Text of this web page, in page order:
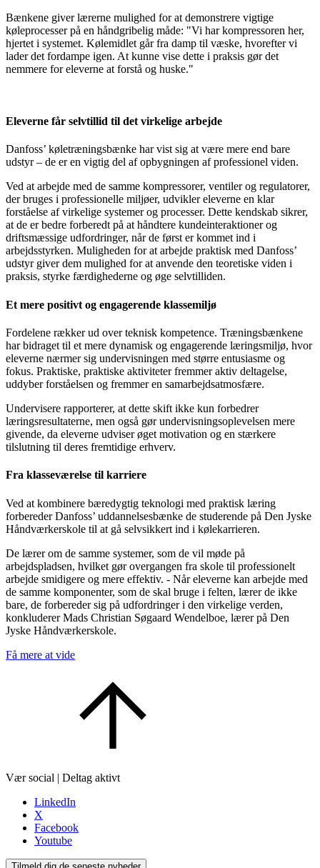
Bænkene giver lærerne mulighed for at demonstrere vigtige
køleprocesser på en håndgribelig måde: "Vi har kompressoren her,
hjertet i systemet. Kølemidlet går fra damp til væske, hvorefter vi
lader det fordampe igen. At kunne vise dette i praksis gør det
nemmere for eleverne at forstå og huske."
Eleverne får selvtillid til det virkelige arbejde
Danfoss’ køletræningsbænke har vist sig at være mere end bare
udstyr – de er en vigtig del af opbygningen af professionel viden.
Ved at arbejde med de samme kompressorer, ventiler og regulatorer,
der bruges i professionelle miljøer, udvikler eleverne en klar
forståelse af virkelige systemer og processer. Dette kendskab sikrer,
at de er bedre forberedt på at håndtere kundeinteraktioner og
driftsmæssige udfordringer, når de først er kommet ind i
arbejdsstyrken. Muligheden for at arbejde praktisk med Danfoss’
udstyr giver dem mulighed for at anvende den teoretiske viden i
praksis, styrke færdighederne og øge selvtilliden.
Et mere positivt og engagerende klassemiljø
Fordelene rækker ud over teknisk kompetence. Træningsbænkene
har bidraget til et mere dynamisk og engagerende læringsmiljø, hvor
eleverne nærmer sig undervisningen med større entusiasme og
fokus. Praktiske, praktiske aktiviteter fremmer aktiv deltagelse,
uddyber forståelsen og fremmer en samarbejdsatmosfære.
Undervisere rapporterer, at dette skift ikke kun forbedrer
læringsresultaterne, men også gør undervisningsoplevelsen mere
givende, da eleverne udviser øget motivation og en stærkere
tilslutning til deres fremtidige erhverv.
Fra klasseværelse til karriere
Ved at kombinere bæredygtig teknologi med praktisk læring
forbereder Danfoss’ uddannelsesbænke de studerende på Den Jyske
Håndværkerskole til at gå selvsikkert ind i kølekarrieren.
De lærer om de samme systemer, som de vil møde på
arbejdspladsen, hvilket gør overgangen fra skole til professionelt
arbejde smidigere og mere effektiv. - Når eleverne kan arbejde med
de samme komponenter, som de skal bruge i felten, lærer de ikke
bare, de forbereder sig på udfordringer i den virkelige verden,
konkluderer Mads Christian Søgaard Wendelboe, lærer på Den
Jyske Håndværkerskole.
Få mere at vide
Vær social | Deltag aktivt
LinkedIn
X
Facebook
Youtube